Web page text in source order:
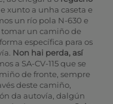
e xunto a unha caseta e
un río pola N-630 e
tomar un camiño de
específica para os
Non hai perda, así
a SA-CV-115 que se
de fronte, sempre
deste camiño,
da autovía, dalgún